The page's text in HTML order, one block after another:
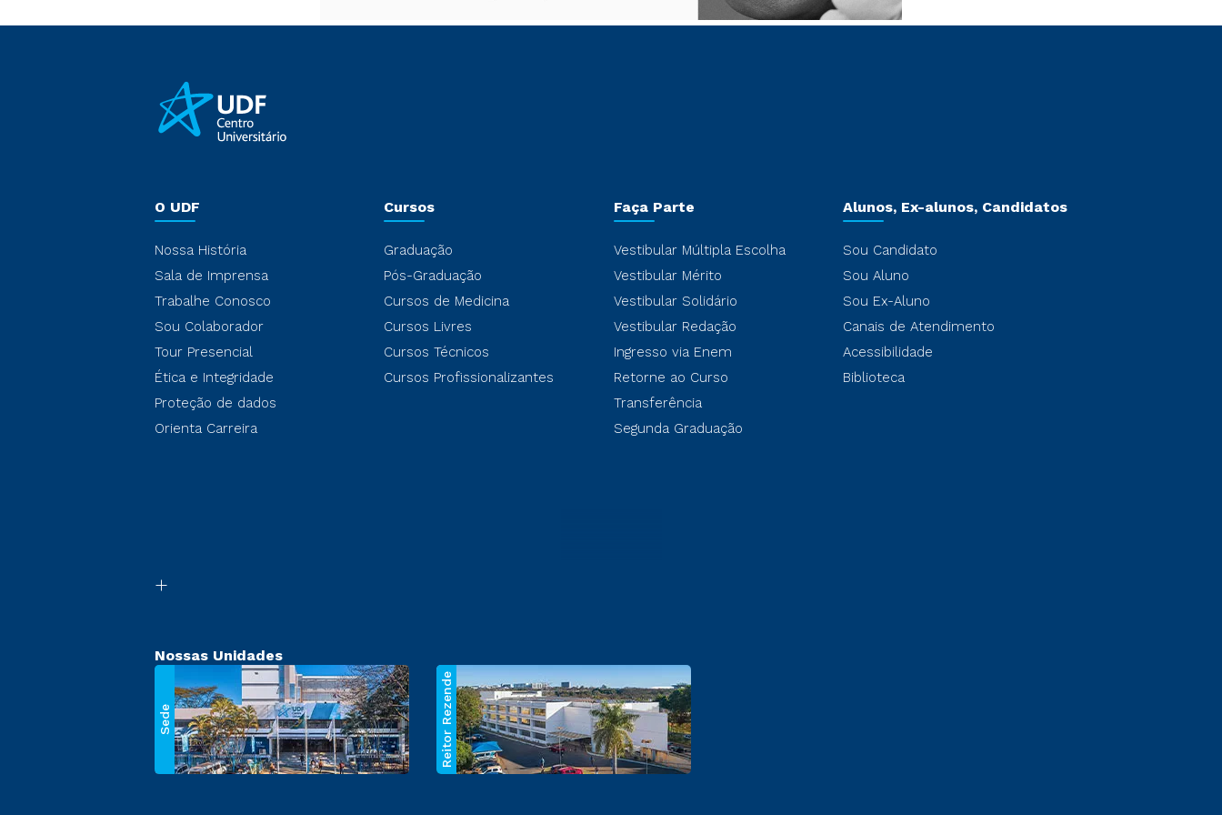
O UDF
Nossa História
Sala de Imprensa
Trabalhe Conosco
Sou Colaborador
Tour Presencial
Ética e Integridade
Proteção de dados
Orienta Carreira
Cursos
Graduação
Pós-Graduação
Cursos de Medicina
Cursos Livres
Cursos Técnicos
Cursos Profissionalizantes
Faça Parte
Vestibular Múltipla Escolha
Vestibular Mérito
Vestibular Solidário
Vestibular Redação
Ingresso via Enem
Retorne ao Curso
Transferência
Segunda Graduação
Alunos, Ex-alunos, Candidatos
Sou Candidato
Sou Aluno
Sou Ex-Aluno
Canais de Atendimento
Acessibilidade
Biblioteca
Nossas Unidades
Sede Reitor Rezende